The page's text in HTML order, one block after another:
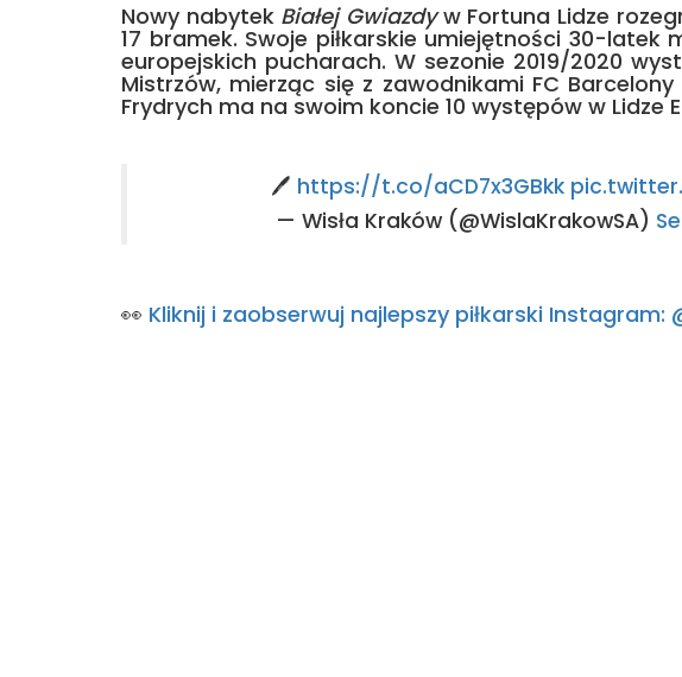
Nowy nabytek Białej Gwiazdyw Fortuna Lidze
17 bramek. Swoje piłkarskie umiejętności 30-latek
europejskich pucharach. W sezonie 2019/2020
Mistrzów, mierząc się z zawodnikami FC
Frydrych ma na swoim koncie 10 występów w Lidze
🖊️ https://t.co/aCD7x3GBkk
— Wisła Kraków (@WislaKrakowSA)
👀 Kliknij i zaobserwuj najlepszy piłkarski